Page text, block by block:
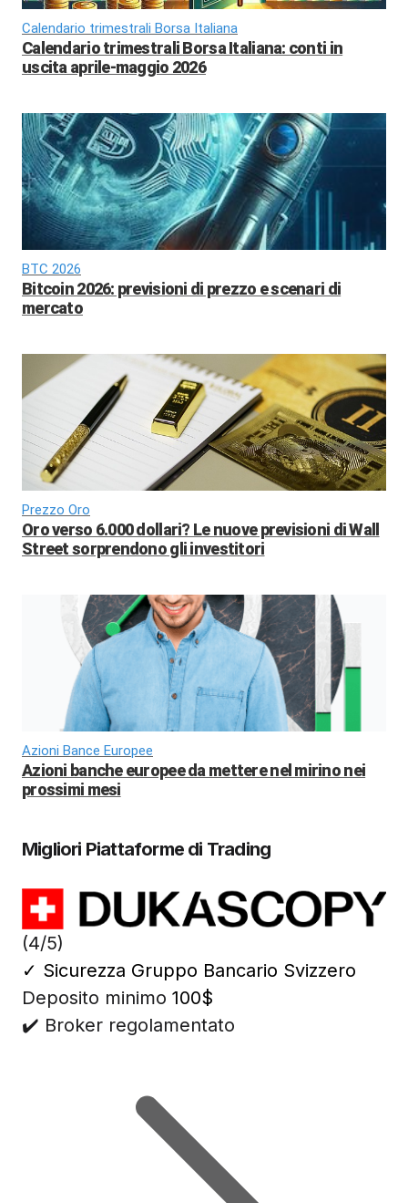
Calendario trimestrali Borsa Italiana
Calendario trimestrali Borsa Italiana: conti in
uscita aprile-maggio 2026
BTC 2026
Bitcoin 2026: previsioni di prezzo e scenari di
mercato
Prezzo Oro
Oro verso 6.000 dollari? Le nuove previsioni di Wall
Street sorprendono gli investitori
Azioni Bance Europee
Azioni banche europee da mettere nel mirino nei
prossimi mesi
Migliori Piattaforme di Trading
(4/5)
✓ Sicurezza Gruppo Bancario Svizzero
Deposito minimo 100$
✔️ Broker regolamentato